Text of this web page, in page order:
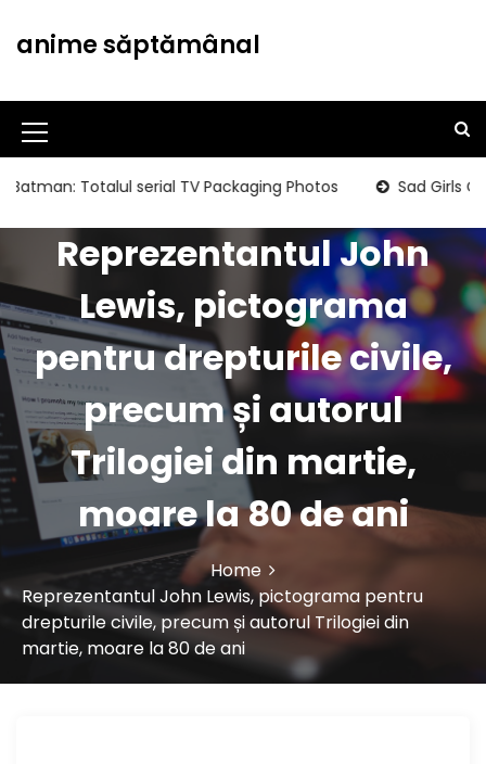
t
c
t
t
anime săptămânal
M
e
n
I
c
o
n
Totalul serial TV Packaging Photos Sad Girls
Reprezentantul John
Lewis, pictograma
pentru drepturile civile,
precum și autorul
Trilogiei din martie,
moare la 80 de ani
Home
Reprezentantul John Lewis, pictograma pentru
drepturile civile, precum și autorul Trilogiei din
martie, moare la 80 de ani